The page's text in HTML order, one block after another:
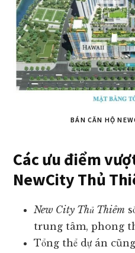
BÁN CĂN HỘ
Các ưu điểm
NewCity Thủ
New City Thủ Thiêm
trung tâm, phong
Tổng thể dự án